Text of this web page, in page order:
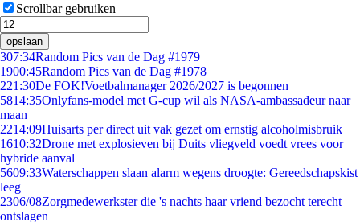
Scrollbar gebruiken
opslaan
307:34Random Pics van de Dag #1979
1900:45Random Pics van de Dag #1978
221:30De FOK!Voetbalmanager 2026/2027 is begonnen
5814:35Onlyfans-model met G-cup wil als NASA-ambassadeur naar
maan
2214:09Huisarts per direct uit vak gezet om ernstig alcoholmisbruik
1610:32Drone met explosieven bij Duits vliegveld voedt vrees voor
hybride aanval
5609:33Waterschappen slaan alarm wegens droogte: Gereedschapskist
leeg
2306/08Zorgmedewerkster die 's nachts haar vriend bezocht terecht
ontslagen